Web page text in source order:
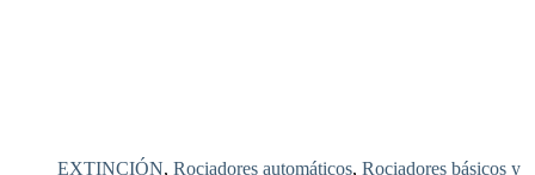
EXTINCIÓN, Rociadores automáticos, Rociadores básicos y